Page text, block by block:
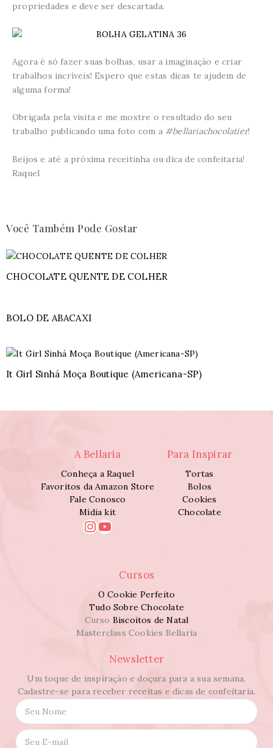
propriedades e deve ser descartada.
Agora é só fazer suas bolhas, usar a imaginação e criar
trabalhos incríveis! Espero que estas dicas te ajudem de
alguma forma!
Obrigada pela visita e me mostre o resultado do seu
trabalho publicando uma foto com a#bellariachocolatier!
Beijos e até a próxima receitinha ou dica de confeitaria!
Raquel
Você Também Pode Gostar
CHOCOLATE QUENTE DE COLHER
BOLO DE ABACAXI
It Girl Sinhá Moça Boutique (Americana-SP)
A Bellaria
Conheça a Raquel
Favoritos da Amazon Store
Fale Conosco
Mídia kit
Instagram
Youtube
Para Inspirar
Tortas
Bolos
Cookies
Chocolate
Cursos
O Cookie Perfeito
Tudo Sobre Chocolate
Curso Biscoitos de Natal
Masterclass Cookies Bellaria
Newsletter
Um toque de inspiração e doçura para a sua semana.
Cadastre-se para receber receitas e dicas de confeitaria.
N
o
m
e
*
E
-